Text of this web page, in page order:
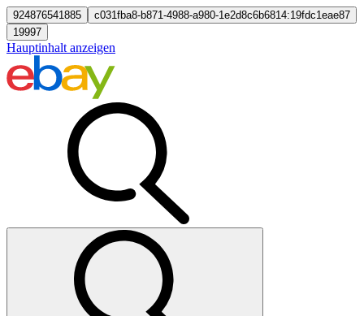
924876541885
c031fba8-b871-4988-a980-1e2d8c6b6814:19fdc1eae87
19997
Hauptinhalt anzeigen